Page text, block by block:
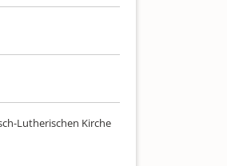
Lutherischen Kirche